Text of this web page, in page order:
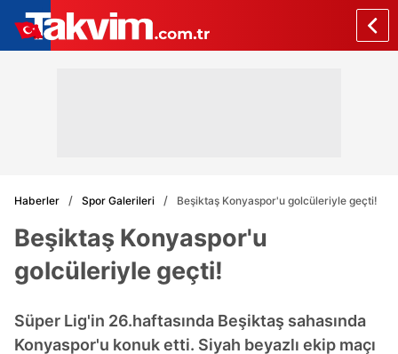
Haberler Spor Galerileri Beşiktaş Konyaspor'u golcüleriyle geçti!
Beşiktaş Konyaspor'u
golcüleriyle geçti!
Süper Lig'in 26.haftasında Beşiktaş sahasında
Konyaspor'u konuk etti. Siyah beyazlı ekip maçı